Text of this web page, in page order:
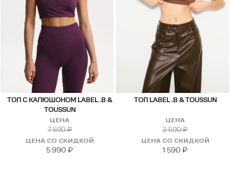
ТОП С КАПЮШОНОМ LABEL .B &
TOUSSUN
ЦЕНА
7 590₽
ЦЕНА СО СКИДКОЙ
5 990 ₽
ТОП LABEL .B & TOUSSUN
ЦЕНА
2 590₽
ЦЕНА СО СКИДКОЙ
1 590 ₽